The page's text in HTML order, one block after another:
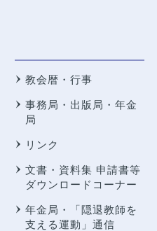
教会暦・行事
事務局・出版局・年金
局
リンク
文書・資料集 申請書等
ダウンロードコーナー
年金局・
「隠退教師を
支える運動」通信